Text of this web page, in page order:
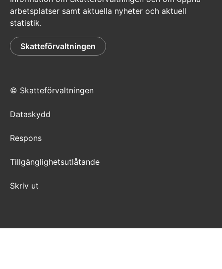
arbetsplatser samt aktuella nyheter och aktuell
statistik.
Skatteförvaltningen
© Skatteförvaltningen
Dataskydd
Respons
Tillgänglighetsutlåtande
Skriv ut